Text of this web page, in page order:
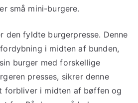
små mini-burgere.
den fyldte burgerpresse. Denne
i midten af bunden,
burger med forskellige
presses, sikrer denne
forbliver i midten af bøffen og